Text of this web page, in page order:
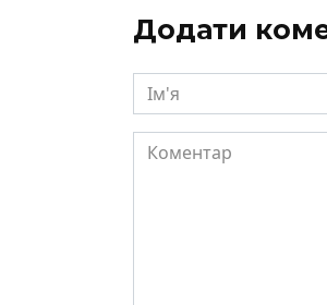
Додати
Ім'я
Коментар